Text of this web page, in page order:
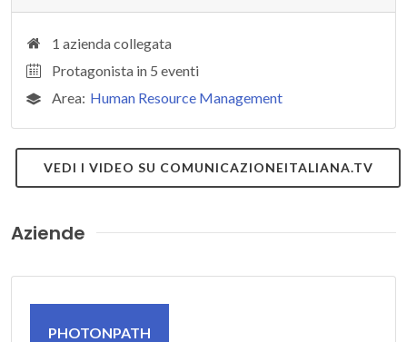
1 azienda collegata
Protagonista in 5 eventi
Area: Human Resource Management
VEDI I VIDEO SU COMUNICAZIONEITALIANA.TV
Aziende
PHOTONPATH